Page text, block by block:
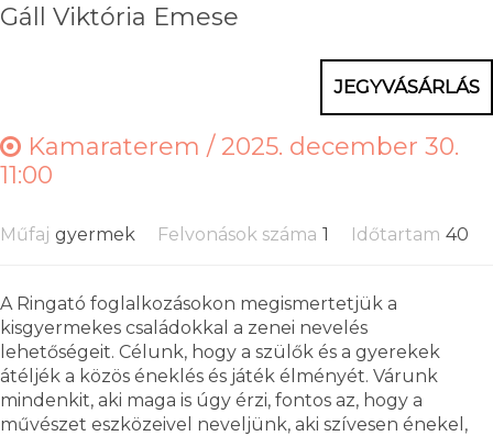
Gáll Viktória Emese
JEGYVÁSÁRLÁS
Kamaraterem /2025. december 30.
11:00
Műfaj gyermek Felvonások száma 1 Időtartam 40
A Ringató foglalkozásokon megismertetjük a
kisgyermekes családokkal a zenei nevelés
lehetőségeit. Célunk, hogy a szülők és a gyerekek
átéljék a közös éneklés és játék élményét. Várunk
mindenkit, aki maga is úgy érzi, fontos az, hogy a
művészet eszközeivel neveljünk, aki szívesen énekel,